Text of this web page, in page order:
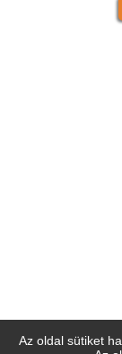
Az oldal sütiket